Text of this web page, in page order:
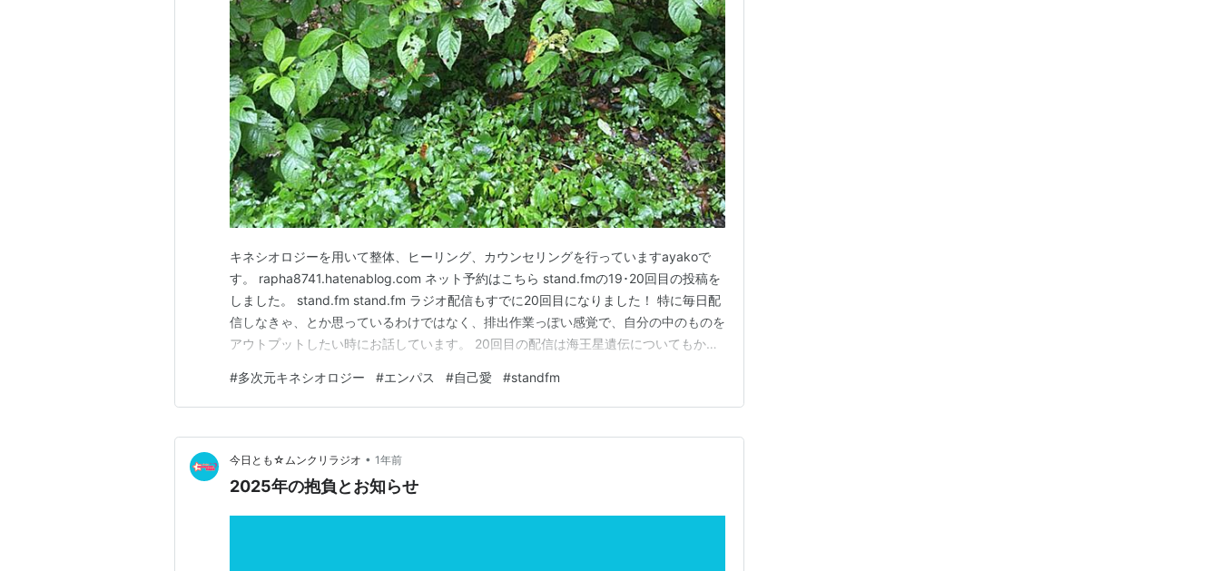
キネシオロジーを用いて整体、ヒーリング、カウンセリングを行っていますayakoで
す。 rapha8741.hatenablog.com ネット予約はこちら stand.fmの19･20回目の投稿を
しました。 stand.fm stand.fm ラジオ配信もすでに20回目になりました！ 特に毎日配
信しなきゃ、とか思っているわけではなく、排出作業っぽい感覚で、自分の中のものを
アウトプットしたい時にお話しています。 20回目の配信は海王星遺伝についてもかな
初めての方に） 多次元キネシオロジー®️のメソッドを用いてお悩…
#多次元キネシオロジー #エンパス #自己愛 #standfm
今日とも☆ムンクリラジオ • 1年前
2025年の抱負とお知らせ